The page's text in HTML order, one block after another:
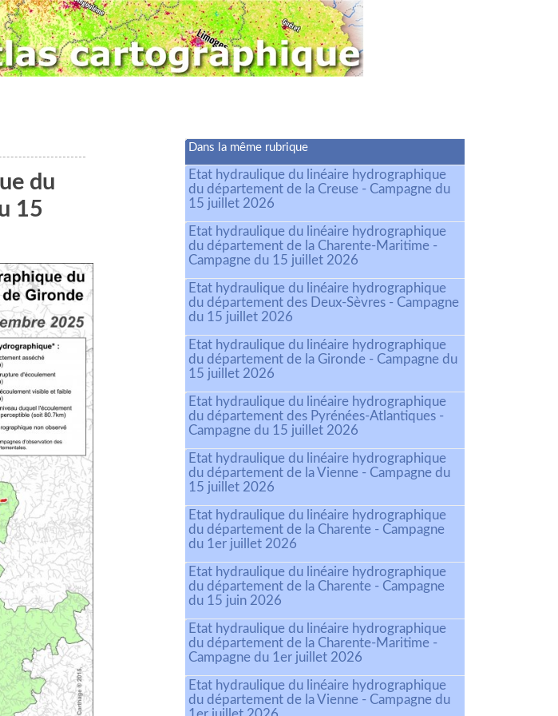
du
15
Dans la même rubrique
Etat hydraulique du linéaire hydrographique
du département de la Creuse - Campagne du
15 juillet 2026
Etat hydraulique du linéaire hydrographique
du département de la Charente-Maritime -
Campagne du 15 juillet 2026
Etat hydraulique du linéaire hydrographique
du département des Deux-Sèvres - Campagne
du 15 juillet 2026
Etat hydraulique du linéaire hydrographique
du département de la Gironde - Campagne du
15 juillet 2026
Etat hydraulique du linéaire hydrographique
du département des Pyrénées-Atlantiques -
Campagne du 15 juillet 2026
Etat hydraulique du linéaire hydrographique
du département de la Vienne - Campagne du
15 juillet 2026
Etat hydraulique du linéaire hydrographique
du département de la Charente - Campagne
du 1er juillet 2026
Etat hydraulique du linéaire hydrographique
du département de la Charente - Campagne
du 15 juin 2026
Etat hydraulique du linéaire hydrographique
du département de la Charente-Maritime -
Campagne du 1er juillet 2026
Etat hydraulique du linéaire hydrographique
du département de la Vienne - Campagne du